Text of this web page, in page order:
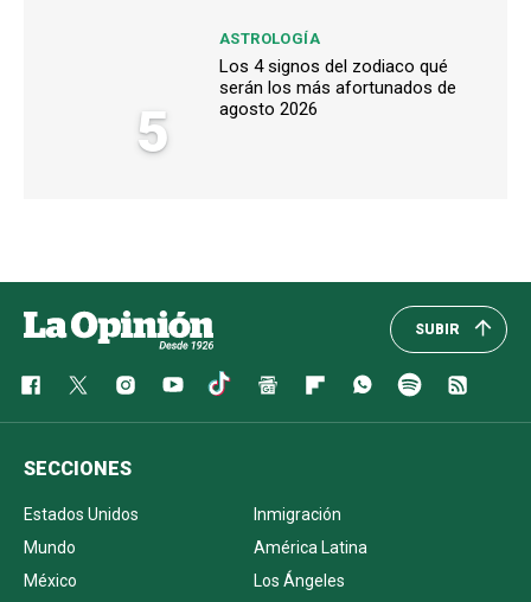
5
ASTROLOGÍA
Los 4 signos del zodiaco qué
serán los más afortunados de
agosto 2026
SUBIR
SECCIONES
Estados Unidos
Inmigración
Mundo
América Latina
México
Los Ángeles